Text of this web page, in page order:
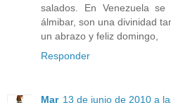
salados. En Venezuela
álmibar, son una divinidad
un abrazo y feliz domingo,
Responder
Mar 13 de junio de 2010 a